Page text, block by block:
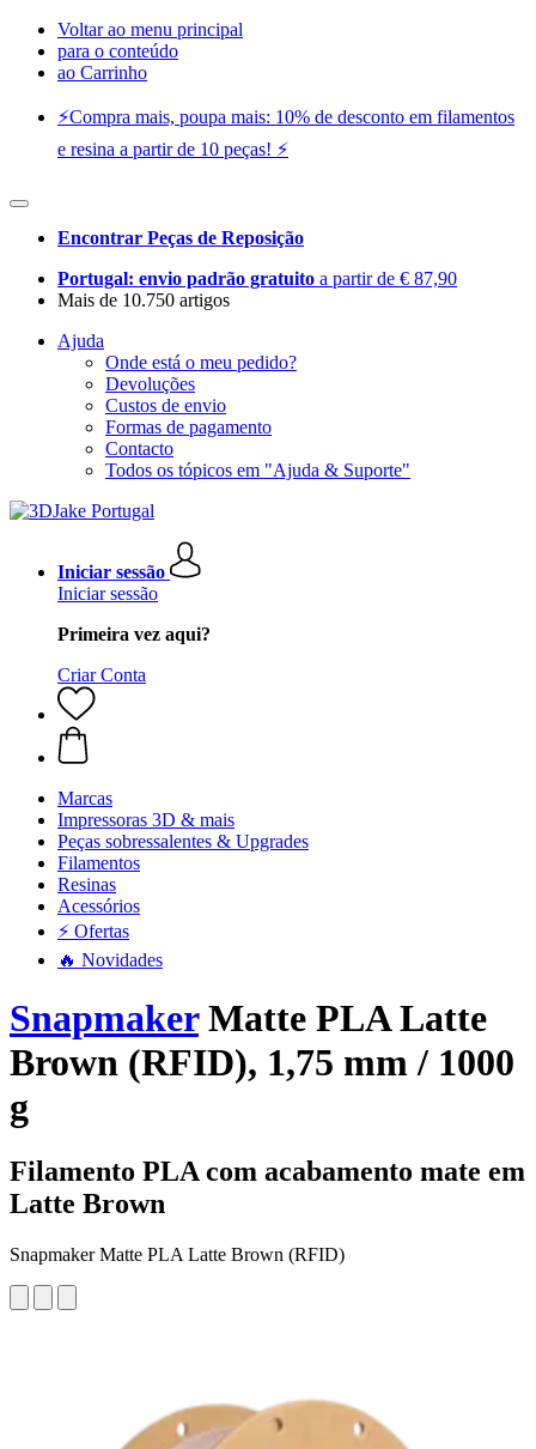
Voltar ao menu principal
para o conteúdo
ao Carrinho
⚡️Compra mais, poupa mais: 10% de desconto em filamentos
e resina a partir de 10 peças! ⚡️
Encontrar Peças de Reposição
Portugal: envio padrão gratuito a partir de € 87,90
Mais de 10.750 artigos
Ajuda
Onde está o meu pedido?
Devoluções
Custos de envio
Formas de pagamento
Contacto
Todos os tópicos em "Ajuda & Suporte"
Iniciar sessão
Iniciar sessão
Primeira vez aqui?
Criar Conta
Marcas
Impressoras 3D & mais
Peças sobressalentes & Upgrades
Filamentos
Resinas
Acessórios
⚡ Ofertas
🔥 Novidades
SnapmakerMatte PLA Latte
Brown (RFID), 1,75 mm / 1000
g
Filamento PLA com acabamento mate em
Latte Brown
Snapmaker Matte PLA Latte Brown (RFID)